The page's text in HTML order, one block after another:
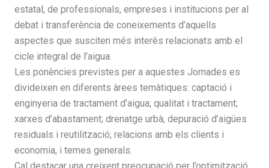
estatal, de professionals, empreses i institucions per al
debat i transferència de coneixements d’aquells
aspectes que susciten més interès relacionats amb el
cicle integral de l’aigua.
Les ponències previstes per a aquestes Jornades es
divideixen en diferents àrees temàtiques: captació i
enginyeria de tractament d’aigua; qualitat i tractament;
xarxes d’abastament; drenatge urbà; depuració d’aigües
residuals i reutilització; relacions amb els clients i
economia, i temes generals.